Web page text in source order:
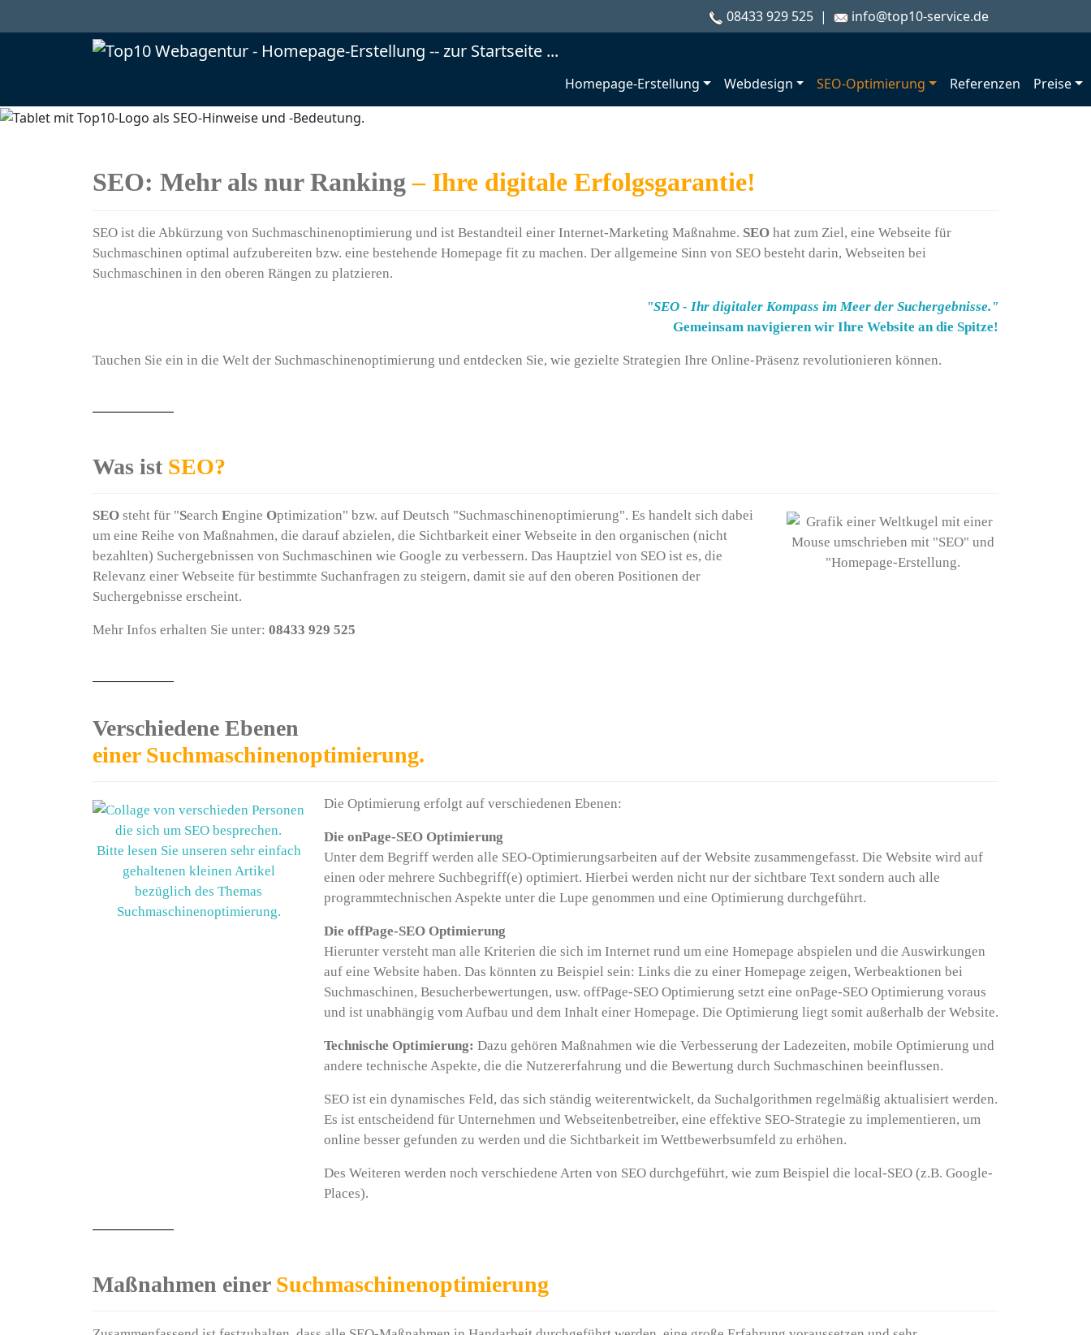
08433 929 525 | info@top10-service.de
Homepage-Erstellung Webdesign SEO-Optimierung Referenzen Preise
SEO: Mehr als nur Ranking – Ihre digitale Erfolgsgarantie!
SEO ist die Abkürzung von Suchmaschinenoptimierung und ist Bestandteil einer Internet-Marketing Maßnahme. SEO hat zum Ziel, eine Webseite für
Suchmaschinen optimal aufzubereiten bzw. eine bestehende Homepage fit zu machen. Der allgemeine Sinn von SEO besteht darin, Webseiten bei
Suchmaschinen in den oberen Rängen zu platzieren.
"SEO - Ihr digitaler Kompass im Meer der Suchergebnisse."
Gemeinsam navigieren wir Ihre Website an die Spitze!
Tauchen Sie ein in die Welt der Suchmaschinenoptimierung und entdecken Sie, wie gezielte Strategien Ihre Online-Präsenz revolutionieren können.
Was istSEO?
SEO steht für "Search Engine Optimization" bzw. auf Deutsch "Suchmaschinenoptimierung". Es handelt sich dabei
um eine Reihe von Maßnahmen, die darauf abzielen, die Sichtbarkeit einer Webseite in den organischen (nicht
bezahlten) Suchergebnissen von Suchmaschinen wie Google zu verbessern. Das Hauptziel von SEO ist es, die
Relevanz einer Webseite für bestimmte Suchanfragen zu steigern, damit sie auf den oberen Positionen der
Suchergebnisse erscheint.
Mehr Infos erhalten Sie unter: 08433 929 525
Verschiedene Ebenen
einer Suchmaschinenoptimierung.
Bitte lesen Sie unseren sehr einfach
gehaltenen kleinen Artikel
bezüglich des Themas
Suchmaschinenoptimierung.
Die Optimierung erfolgt auf verschiedenen Ebenen:
Die onPage-SEO Optimierung
Unter dem Begriff werden alle SEO-Optimierungsarbeiten auf der Website zusammengefasst. Die Website wird auf
einen oder mehrere Suchbegriff(e) optimiert. Hierbei werden nicht nur der sichtbare Text sondern auch alle
programmtechnischen Aspekte unter die Lupe genommen und eine Optimierung durchgeführt.
Die offPage-SEO Optimierung
Hierunter versteht man alle Kriterien die sich im Internet rund um eine Homepage abspielen und die Auswirkungen
auf eine Website haben. Das könnten zu Beispiel sein: Links die zu einer Homepage zeigen, Werbeaktionen bei
Suchmaschinen, Besucherbewertungen, usw. offPage-SEO Optimierung setzt eine onPage-SEO Optimierung voraus
und ist unabhängig vom Aufbau und dem Inhalt einer Homepage. Die Optimierung liegt somit außerhalb der Website.
Technische Optimierung: Dazu gehören Maßnahmen wie die Verbesserung der Ladezeiten, mobile Optimierung und
andere technische Aspekte, die die Nutzererfahrung und die Bewertung durch Suchmaschinen beeinflussen.
SEO ist ein dynamisches Feld, das sich ständig weiterentwickelt, da Suchalgorithmen regelmäßig aktualisiert werden.
Es ist entscheidend für Unternehmen und Webseitenbetreiber, eine effektive SEO-Strategie zu implementieren, um
online besser gefunden zu werden und die Sichtbarkeit im Wettbewerbsumfeld zu erhöhen.
Des Weiteren werden noch verschiedene Arten von SEO durchgeführt, wie zum Beispiel die local-SEO (z.B. Google-
Places).
Maßnahmen einerSuchmaschinenoptimierung